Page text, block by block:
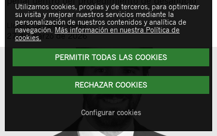
LlorençCaldentey Morey
27 de marzo de 2026
Utilizamos cookies, propias y de terceros, para optimizar
su visita y mejorar nuestros servicios mediante la
personalización de nuestros contenidos y analítica de
navegación. Más información en nuestra Política de
cookies.
PERMITIR TODAS LAS COOKIES
RECHAZAR COOKIES
Configurar cookies